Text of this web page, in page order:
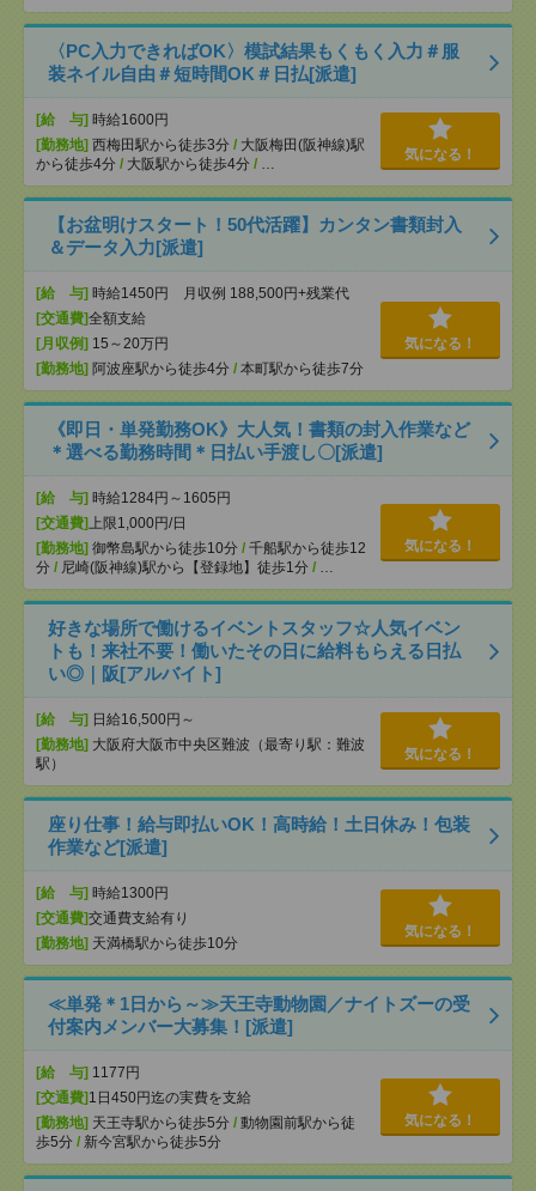
〈PC入力できればOK〉模試結果もくもく入力＃服
装ネイル自由＃短時間OK＃日払[派遣]
[給 与] 時給1600円
[勤務地] 西梅田駅から徒歩3分 / 大阪梅田(阪神線)駅
から徒歩4分 / 大阪駅から徒歩4分 / …
気になる！
【お盆明けスタート！50代活躍】カンタン書類封入
＆データ入力[派遣]
[給 与] 時給1450円 月収例 188,500円+残業代
[交通費]全額支給
[月収例] 15～20万円
[勤務地] 阿波座駅から徒歩4分 / 本町駅から徒歩7分
気になる！
《即日・単発勤務OK》大人気！書類の封入作業など
＊選べる勤務時間＊日払い手渡し〇[派遣]
[給 与] 時給1284円～1605円
[交通費] 上限1,000円/日
[勤務地] 御幣島駅から徒歩10分 / 千船駅から徒歩12
分 / 尼崎(阪神線)駅から【登録地】徒歩1分 / …
気になる！
好きな場所で働けるイベントスタッフ☆人気イベン
トも！来社不要！働いたその日に給料もらえる日払
い◎｜阪[アルバイト]
[給 与] 日給16,500円～
[勤務地] 大阪府大阪市中央区難波（最寄り駅：難波
駅）
気になる！
座り仕事！給与即払いOK！高時給！土日休み！包装
作業など[派遣]
[給 与] 時給1300円
[交通費]交通費支給有り
[勤務地] 天満橋駅から徒歩10分
気になる！
≪単発＊1日から～≫天王寺動物園／ナイトズーの受
付案内メンバー大募集！[派遣]
[給 与] 1177円
[交通費] 1日450円迄の実費を支給
[勤務地] 天王寺駅から徒歩5分 / 動物園前駅から徒
歩5分 / 新今宮駅から徒歩5分
気になる！